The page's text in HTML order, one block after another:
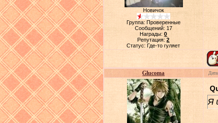
Новичок
Группа: Проверенные
Сообщений: 17
Награды:0
Репутация:2
Статус:Где-то гуляет
Glucoma
Я